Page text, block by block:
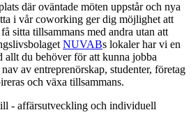
där oväntade möten uppstår och nya
i vår coworking ger dig möjlighet att
sitta tillsammans med andra utan att
NUVABs lokaler har vi en
du behöver för att kunna jobba
av entreprenörskap, studenter, företag
och växa tillsammans.
- affärsutveckling och individuell